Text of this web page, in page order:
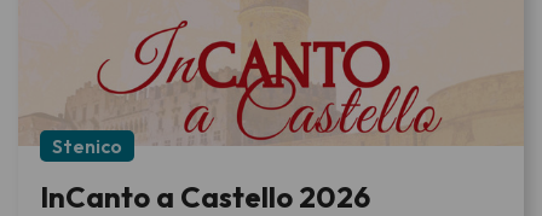
Stenico
InCanto a Castello 2026